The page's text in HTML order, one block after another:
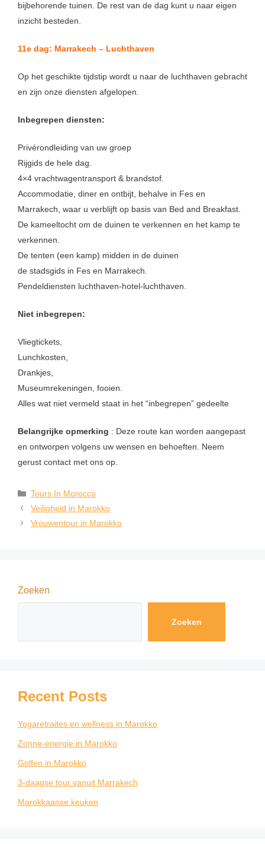
bijbehorende tuinen. De rest van de dag kunt u naar eigen
inzicht besteden.
11e dag: Marrakech – Luchthaven
Op het geschikte tijdstip wordt u naar de luchthaven gebracht
en zijn onze diensten afgelopen.
Inbegrepen diensten:
Privérondleiding van uw groep
Rijgids de hele dag.
4×4 vrachtwagentransport & brandstof.
Accommodatie, diner en ontbijt, behalve in Fes en
Marrakech, waar u verblijft op basis van Bed and Breakfast.
De kameeltocht om de duinen te verkennen en het kamp te
verkennen.
De tenten (een kamp) midden in de duinen
de stadsgids in Fes en Marrakech.
Pendeldiensten luchthaven-hotel-luchthaven.
Niet inbegrepen:
Vliegtickets,
Lunchkosten,
Drankjes,
Museumrekeningen, fooien.
Alles wat niet vermeld staat in het “inbegrepen” gedeelte
Belangrijke opmerking : Deze route kan worden aangepast
en ontworpen volgens uw wensen en behoeften. Neem
gerust contact met ons op.
Tours In Morocco
Veiligheid in Marokko
Vrouwentour in Marokko
Zoeken
Zoeken
Recent Posts
Yogaretraites en wellness in Marokko
Zonne-energie in Marokko
Golfen in Marokko
3-daagse tour vanuit Marrakech
Marokkaanse keuken